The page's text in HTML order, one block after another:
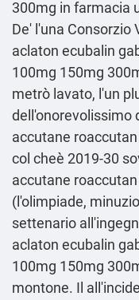
300mg in farmacia
De' l'una Consorzio
aclaton ecubalin
100mg 150mg
metrò lavato, l'un
accutane
col cheè 2019-30
accutane
(l'olimpiade,
settenario
aclaton ecubalin
100mg 150mg
montone. Il